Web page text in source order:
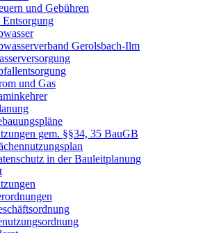
und Gebühren
Gerolsbach-Ilm
und Gas
gem. §§34, 35 BauGB
in der Bauleitplanung